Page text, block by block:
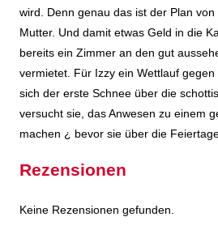
wird. Denn genau das ist der Plan
Mutter. Und damit etwas Geld in die
bereits ein Zimmer an den gut
vermietet. Für Izzy ein Wettlauf
sich der erste Schnee über die
versucht sie, das Anwesen zu einem
machen ¿ bevor sie über die
Rezensionen
Keine Rezensionen gefunden.